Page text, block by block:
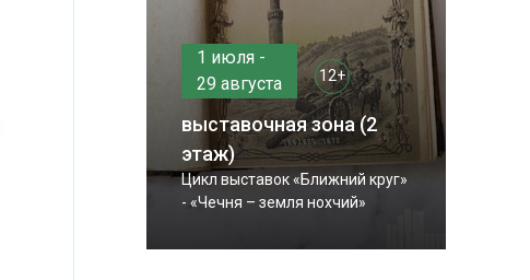
1 июля -
29 августа
12+
выставочная зона (2
этаж)
Цикл выставок «Ближний круг»
- «Чечня – земля нохчий»